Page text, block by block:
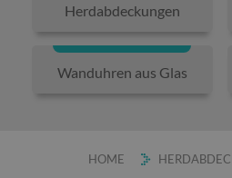
Herdabdeckungen
Wanduhren aus Glas
HOME